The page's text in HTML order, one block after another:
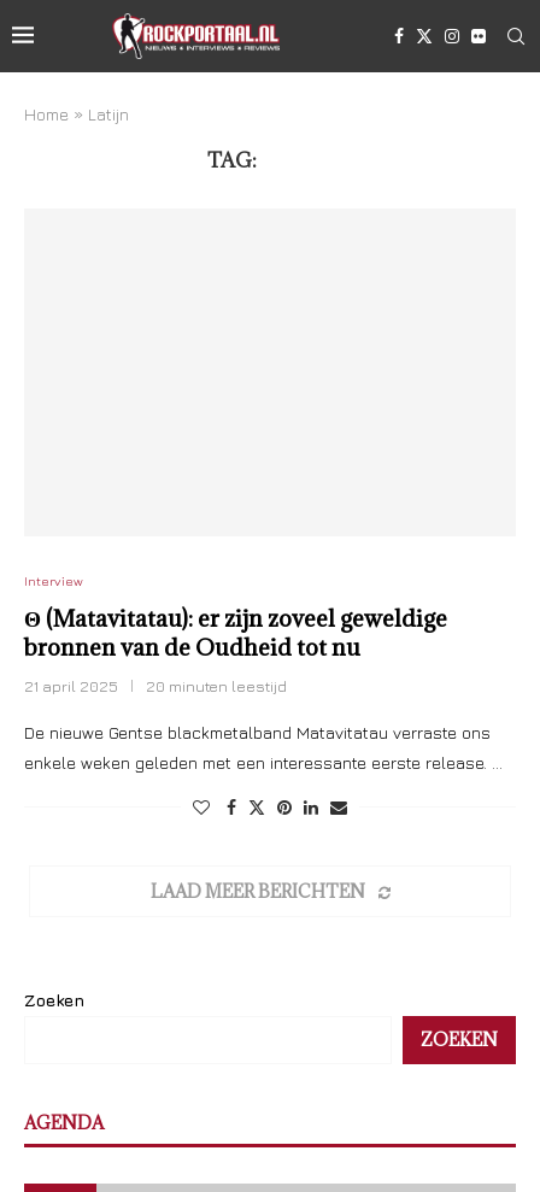
Home » Latijn
TAG:
Interview
Θ (Matavitatau): er zijn zoveel geweldige
bronnen van de Oudheid tot nu
21 april 2025 20 minuten leestijd
De nieuwe Gentse blackmetalband Matavitatau verraste ons
enkele weken geleden met een interessante eerste release. …
LAAD MEER BERICHTEN
Zoeken
ZOEKEN
AGENDA